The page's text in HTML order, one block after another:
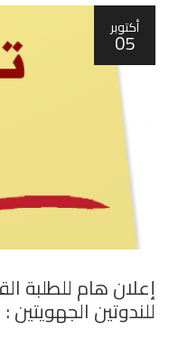
أكتوبر
05
إعلان هام للطلبة
للندوتين